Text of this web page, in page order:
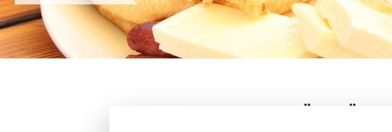
FRÜHSTÜCK